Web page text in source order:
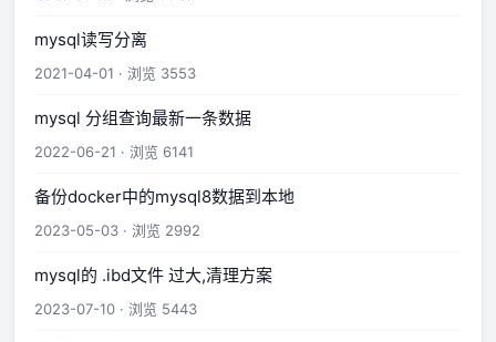
mysql读写分离
2021-04-01 · 浏览 3553
mysql 分组查询最新一条数据
2022-06-21 · 浏览 6141
备份docker中的mysql8数据到本地
2023-05-03 · 浏览 2992
mysql的 .ibd文件 过大,清理方案
2023-07-10 · 浏览 5443